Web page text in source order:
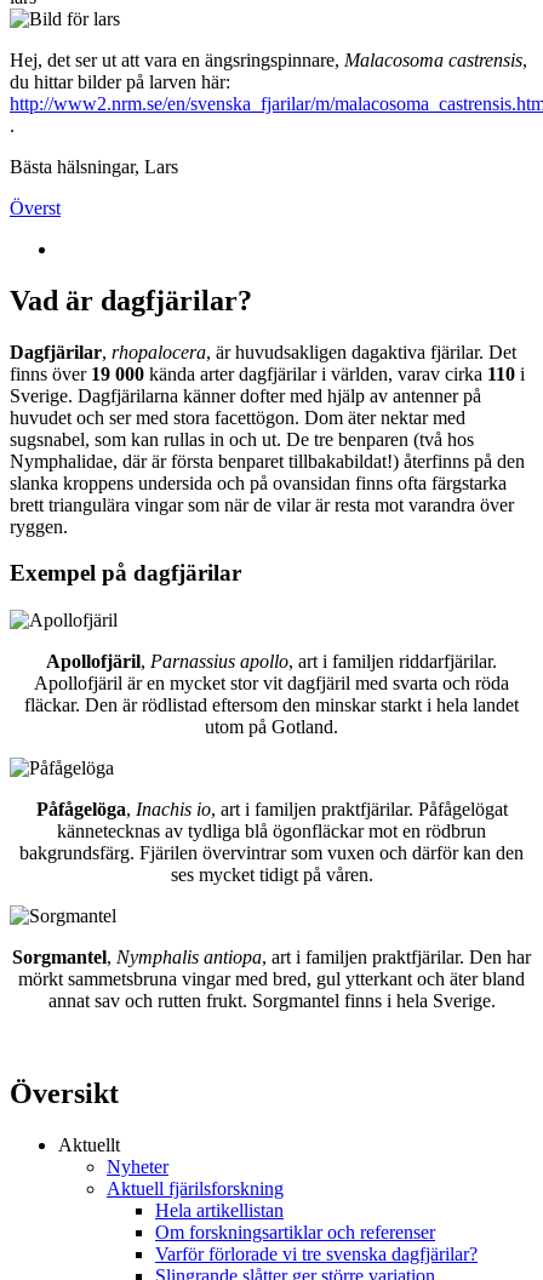
Hej, det ser ut att vara en ängsringspinnare, Malacosoma castrensis,
du hittar bilder på larven här:
http://www2.nrm.se/en/svenska_fjarilar/m/
.
Bästa hälsningar, Lars
Överst
Vad är dagfjärilar?
Dagfjärilar, rhopalocera, är huvudsakligen dagaktiva fjärilar. Det
finns över 19 000 kända arter dagfjärilar i världen, varav cirka 110 i
Sverige. Dagfjärilarna känner dofter med hjälp av antenner på
huvudet och ser med stora facettögon. Dom äter nektar med
sugsnabel, som kan rullas in och ut. De tre benparen (två hos
Nymphalidae, där är första benparet tillbakabildat!) återfinns på den
slanka kroppens undersida och på ovansidan finns ofta färgstarka
brett triangulära vingar som när de vilar är resta mot varandra över
ryggen.
Exempel på dagfjärilar
Apollofjäril, Parnassius apollo, art i familjen riddarfjärilar.
Apollofjäril är en mycket stor vit dagfjäril med svarta och röda
fläckar. Den är rödlistad eftersom den minskar starkt i hela landet
utom på Gotland.
Påfågelöga, Inachis io, art i familjen praktfjärilar. Påfågelögat
kännetecknas av tydliga blå ögonfläckar mot en rödbrun
bakgrundsfärg. Fjärilen övervintrar som vuxen och därför kan den
ses mycket tidigt på våren.
Sorgmantel, Nymphalis antiopa, art i familjen praktfjärilar. Den har
mörkt sammetsbruna vingar med bred, gul ytterkant och äter bland
annat sav och rutten frukt. Sorgmantel finns i hela Sverige.
Översikt
Aktuellt
Nyheter
Aktuell fjärilsforskning
Hela artikellistan
Om forskningsartiklar och referenser
Varför förlorade vi tre svenska dagfjärilar?
Slingrande slåtter ger större variation